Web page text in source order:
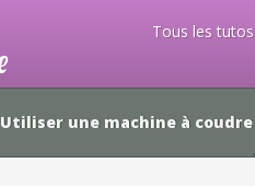
Tous les tutos
Utiliser une machine à coudre